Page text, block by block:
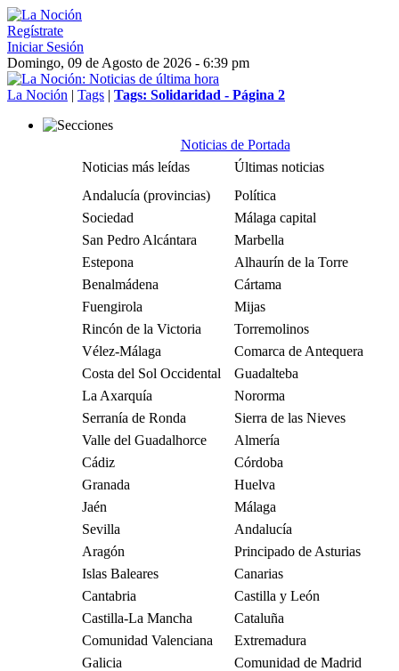
Regístrate
Iniciar Sesión
Domingo, 09 de Agosto de 2026 - 6:39 pm
La Noción | Tags | Tags: Solidaridad - Página 2
Noticias de Portada
Noticias más leídas
Últimas noticias
Andalucía (provincias)
Política
Sociedad
Málaga capital
San Pedro Alcántara
Marbella
Estepona
Alhaurín de la Torre
Benalmádena
Cártama
Fuengirola
Mijas
Rincón de la Victoria
Torremolinos
Vélez-Málaga
Comarca de Antequera
Costa del Sol Occidental
Guadalteba
La Axarquía
Nororma
Serranía de Ronda
Sierra de las Nieves
Valle del Guadalhorce
Almería
Cádiz
Córdoba
Granada
Huelva
Jaén
Málaga
Sevilla
Andalucía
Aragón
Principado de Asturias
Islas Baleares
Canarias
Cantabria
Castilla y León
Castilla-La Mancha
Cataluña
Comunidad Valenciana
Extremadura
Galicia
Comunidad de Madrid